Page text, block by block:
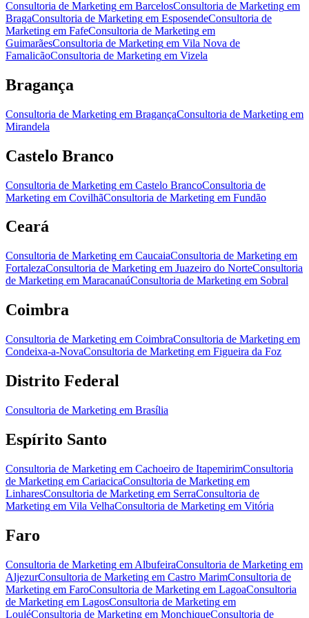
Consultoria de Marketing em BarcelosConsultoria de Marketing em
BragaConsultoria de Marketing em EsposendeConsultoria de
Marketing em FafeConsultoria de Marketing em
GuimarãesConsultoria de Marketing em Vila Nova de
FamalicãoConsultoria de Marketing em Vizela
Bragança
Consultoria de Marketing em BragançaConsultoria de Marketing em
Mirandela
Castelo Branco
Consultoria de Marketing em Castelo BrancoConsultoria de
Marketing em CovilhãConsultoria de Marketing em Fundão
Ceará
Consultoria de Marketing em CaucaiaConsultoria de Marketing em
FortalezaConsultoria de Marketing em Juazeiro do NorteConsultoria
de Marketing em MaracanaúConsultoria de Marketing em Sobral
Coimbra
Consultoria de Marketing em CoimbraConsultoria de Marketing em
Condeixa-a-NovaConsultoria de Marketing em Figueira da Foz
Distrito Federal
Consultoria de Marketing em Brasília
Espírito Santo
Consultoria de Marketing em Cachoeiro de ItapemirimConsultoria
de Marketing em CariacicaConsultoria de Marketing em
LinharesConsultoria de Marketing em SerraConsultoria de
Marketing em Vila VelhaConsultoria de Marketing em Vitória
Faro
Consultoria de Marketing em AlbufeiraConsultoria de Marketing em
AljezurConsultoria de Marketing em Castro MarimConsultoria de
Marketing em FaroConsultoria de Marketing em LagoaConsultoria
de Marketing em LagosConsultoria de Marketing em
LouléConsultoria de Marketing em MonchiqueConsultoria de